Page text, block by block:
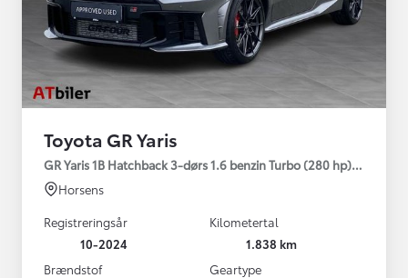
Toyota GR Yaris
GR Yaris 1B Hatchback 3-dørs 1.6 benzin Turbo (280 hp) Aut.
Horsens
Registreringsår
10-2024
Kilometertal
1.838 km
Brændstof
Geartype